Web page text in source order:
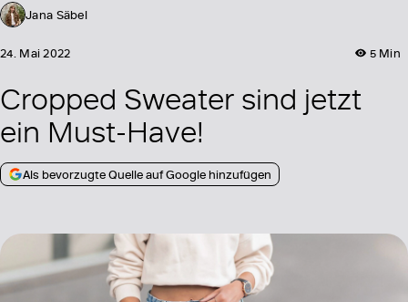
Jana Säbel
5 Min
24. Mai 2022
Cropped Sweater sind jetzt
ein Must-Have!
Als bevorzugte Quelle auf Google hinzufügen